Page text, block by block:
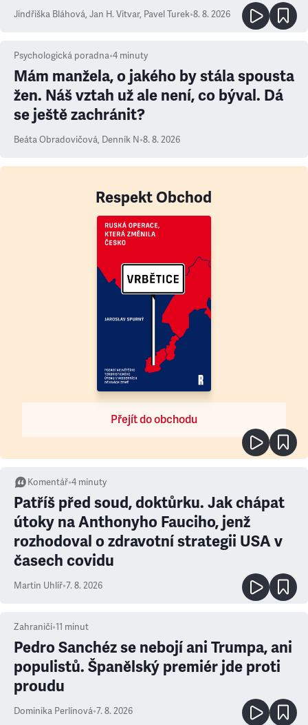
Jindřiška Bláhová, Jan H. Vitvar, Pavel Turek•8. 8. 2026
Psychologická poradna•4 minuty
Mám manžela, o jakého by stála spousta
žen. Náš vztah už ale není, co býval. Dá
se ještě zachránit?
Beáta Obradovičová, Denník N•8. 8. 2026
Respekt Obchod
Přejít do obchodu
Komentář•4 minuty
Patříš před soud, doktůrku. Jak chápat
útoky na Anthonyho Fauciho, jenž
rozhodoval o zdravotní strategii USA v
časech covidu
Martin Uhlíř•7. 8. 2026
Zahraničí•11 minut
Pedro Sanchéz se nebojí ani Trumpa, ani
populistů. Španělský premiér jde proti
proudu
Dominika Perlínová•7. 8. 2026